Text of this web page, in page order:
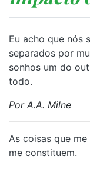
Eu acho que nós
separados por
sonhos um do
todo.
Por A.A. Milne
As coisas que
me constituem.